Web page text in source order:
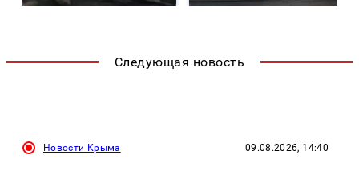
Следующая новость
Новости Крыма 09.08.2026, 14:40